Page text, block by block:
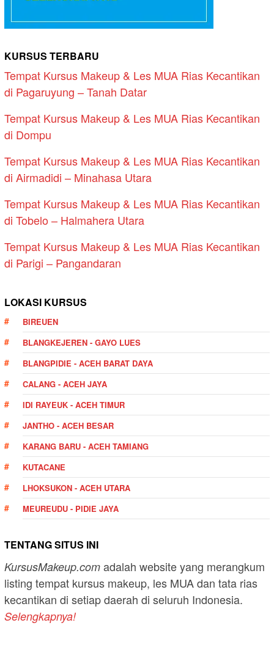
KURSUS TERBARU
Tempat Kursus Makeup & Les MUA Rias Kecantikan
di Pagaruyung – Tanah Datar
Tempat Kursus Makeup & Les MUA Rias Kecantikan
di Dompu
Tempat Kursus Makeup & Les MUA Rias Kecantikan
di Airmadidi – Minahasa Utara
Tempat Kursus Makeup & Les MUA Rias Kecantikan
di Tobelo – Halmahera Utara
Tempat Kursus Makeup & Les MUA Rias Kecantikan
di Parigi – Pangandaran
LOKASI KURSUS
BIREUEN
BLANGKEJEREN - GAYO LUES
BLANGPIDIE - ACEH BARAT DAYA
CALANG - ACEH JAYA
IDI RAYEUK - ACEH TIMUR
JANTHO - ACEH BESAR
KARANG BARU - ACEH TAMIANG
KUTACANE
LHOKSUKON - ACEH UTARA
MEUREUDU - PIDIE JAYA
TENTANG SITUS INI
KursusMakeup.com adalah website yang merangkum
listing tempat kursus makeup, les MUA dan tata rias
kecantikan di setiap daerah di seluruh Indonesia.
Selengkapnya!